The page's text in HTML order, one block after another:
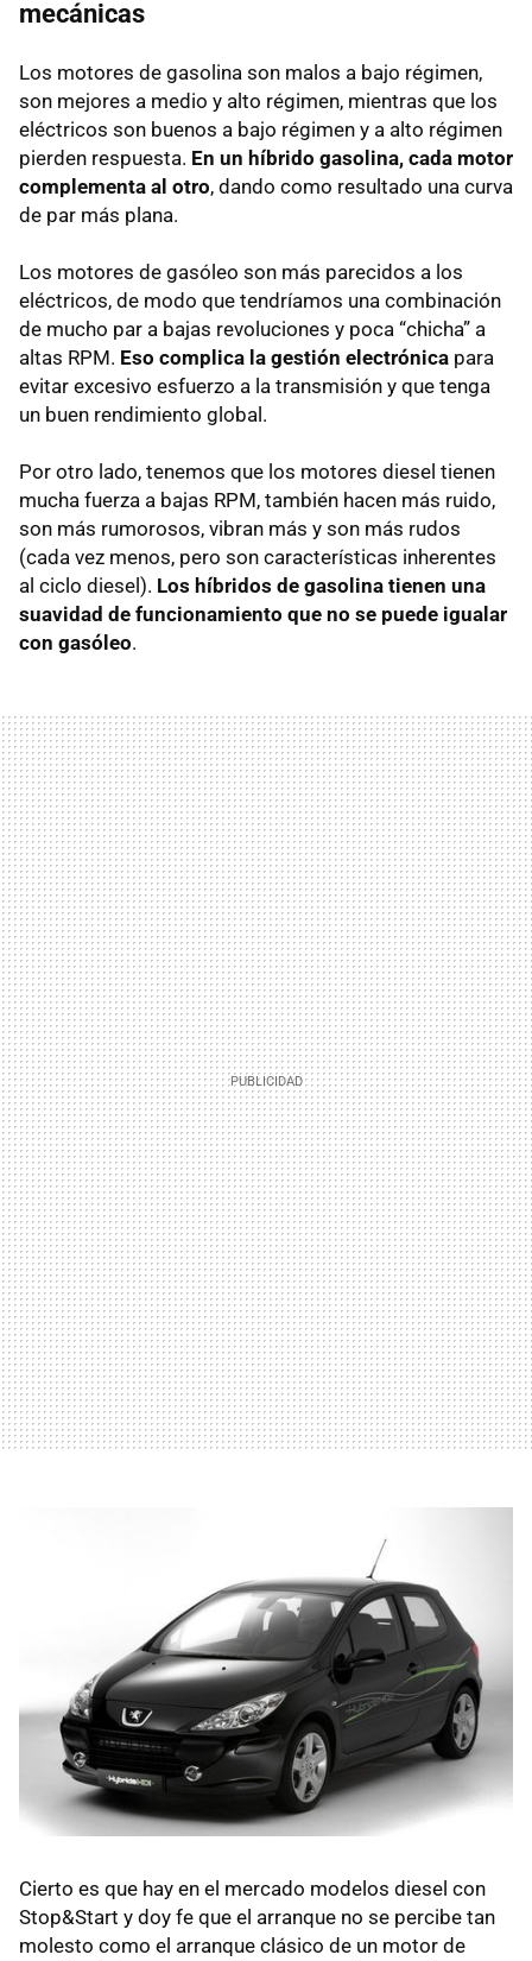
mecánicas
Los motores de gasolina son malos a bajo régimen,
son mejores a medio y alto régimen, mientras que los
eléctricos son buenos a bajo régimen y a alto régimen
pierden respuesta. En un híbrido gasolina, cada motor
complementa al otro, dando como resultado una curva
de par más plana.
Los motores de gasóleo son más parecidos a los
eléctricos, de modo que tendríamos una combinación
de mucho par a bajas revoluciones y poca “chicha” a
altas RPM. Eso complica la gestión electrónica para
evitar excesivo esfuerzo a la transmisión y que tenga
un buen rendimiento global.
Por otro lado, tenemos que los motores diesel tienen
mucha fuerza a bajas RPM, también hacen más ruido,
son más rumorosos, vibran más y son más rudos
(cada vez menos, pero son características inherentes
al ciclo diesel). Los híbridos de gasolina tienen una
suavidad de funcionamiento que no se puede igualar
con gasóleo.
Cierto es que hay en el mercado modelos diesel con
Stop&Start y doy fe que el arranque no se percibe tan
molesto como el arranque clásico de un motor de